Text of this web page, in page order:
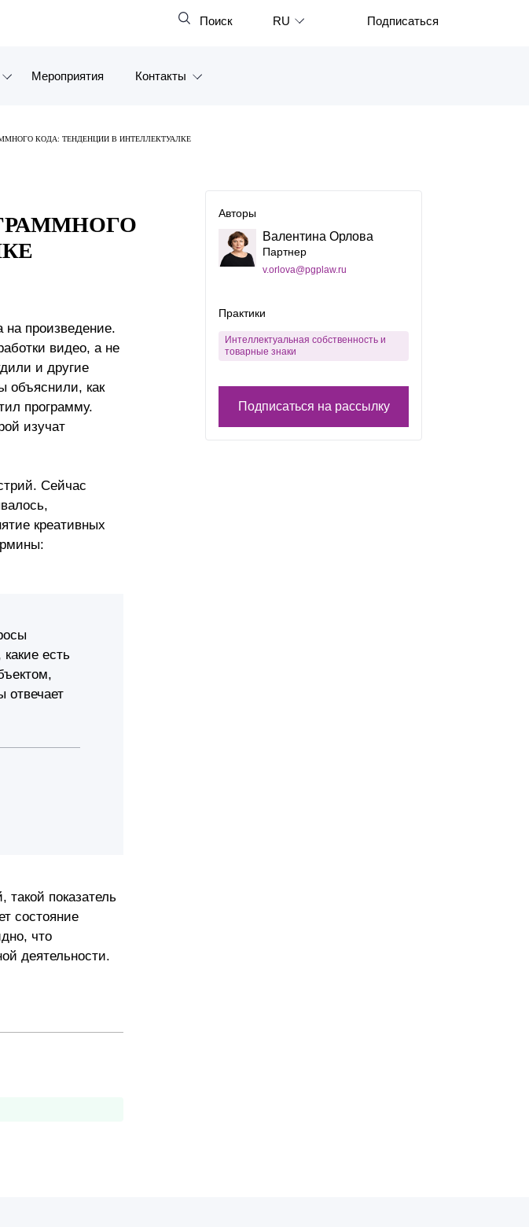
Закрыть
Поиск RU
Français
日本語
Подписаться
инфопортал
экспертов
Мероприятия Контакты
КОДА: ТЕНДЕНЦИИ В ИНТЕЛЛЕКТУАЛКЕ
произведение.
видео, а не
и другие
объяснили, как
программу.
изучат
Сейчас
креативных
есть
отвечает
показатель
состояние
что
деятельности.
Авторы
Валентина Орлова
Партнер
v.orlova@pgplaw.ru
Практики
Интеллектуальная собственность и
товарные знаки
Подписаться на рассылку